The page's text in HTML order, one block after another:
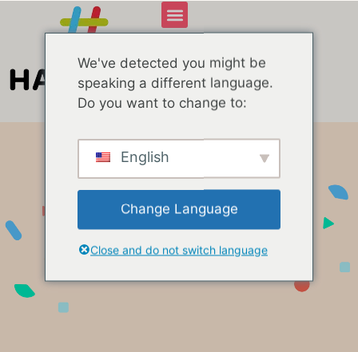
Software web
We've detected you might be
speaking a different language.
Do you want to change to:
English
Change Language
Close and do not switch language